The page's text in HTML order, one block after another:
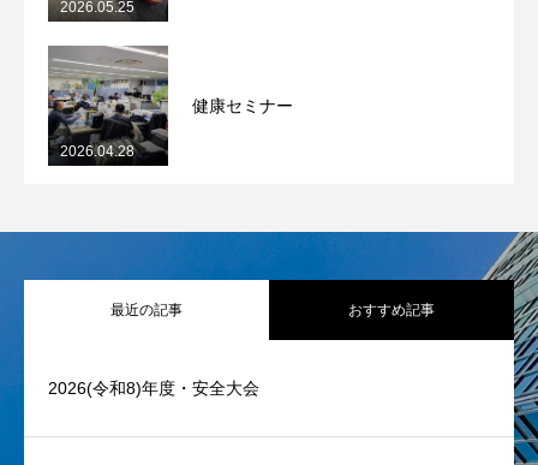
2026.05.25
健康セミナー
2026.04.28
最近の記事 おすすめ記事
2026(令和8)年度・安全大会